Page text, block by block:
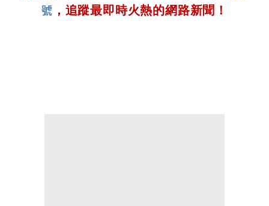
號 ，追蹤最即時火熱的網路新聞！